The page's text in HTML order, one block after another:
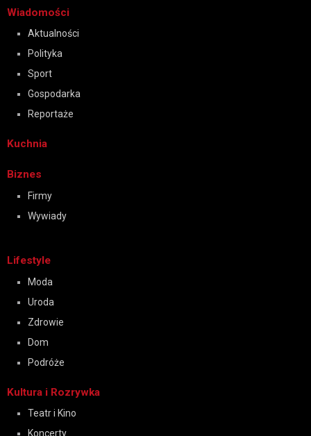
Wiadomości
Aktualności
Polityka
Sport
Gospodarka
Reportaże
Kuchnia
Biznes
Firmy
Wywiady
Lifestyle
Moda
Uroda
Zdrowie
Dom
Podróże
Kultura i Rozrywka
Teatr i Kino
Koncerty